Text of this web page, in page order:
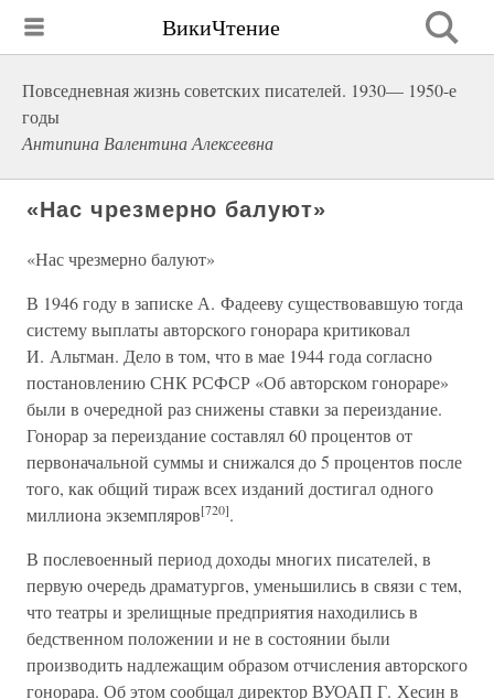
ВикиЧтение
Повседневная жизнь советских писателей. 1930— 1950-е
годы
Антипина Валентина Алексеевна
«Нас чрезмерно балуют»
«Нас чрезмерно балуют»
В 1946 году в записке А. Фадееву существовавшую тогда
систему выплаты авторского гонорара критиковал
И. Альтман. Дело в том, что в мае 1944 года согласно
постановлению СНК РСФСР «Об авторском гонораре»
были в очередной раз снижены ставки за переиздание.
Гонорар за переиздание составлял 60 процентов от
первоначальной суммы и снижался до 5 процентов после
того, как общий тираж всех изданий достигал одного
миллиона экземпляров[720].
В послевоенный период доходы многих писателей, в
первую очередь драматургов, уменьшились в связи с тем,
что театры и зрелищные предприятия находились в
бедственном положении и не в состоянии были
производить надлежащим образом отчисления авторского
гонорара. Об этом сообщал директор ВУОАП Г. Хесин в